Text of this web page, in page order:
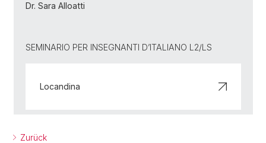
Dr. Sara Alloatti
SEMINARIO PER INSEGNANTI D’ITALIANO L2/LS
Locandina
Zurück